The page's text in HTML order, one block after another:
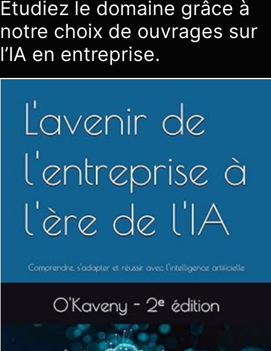
Étudiez le domaine grâce à
notre choix de ouvrages sur
l’IA en entreprise.